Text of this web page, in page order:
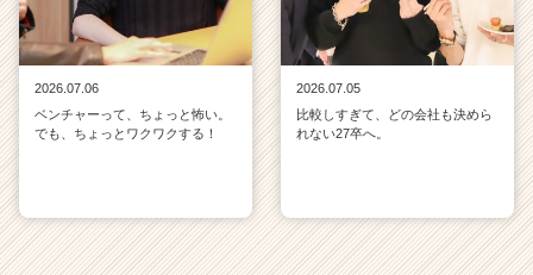
2026.07.06
ベンチャーって、ちょっと怖い。
でも、ちょっとワクワクする！
2026.07.05
比較しすぎて、どの会社も決めら
れない27卒へ。